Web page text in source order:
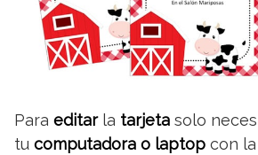
Para editar la tarjeta solo
tu computadora o laptop con